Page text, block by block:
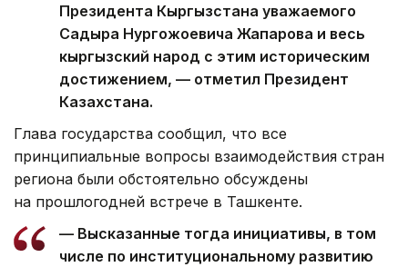
Президента Кыргызстана уважаемого
Садыра Нургожоевича Жапарова и весь
кыргызский народ с этим историческим
достижением, — отметил Президент
Казахстана.
Глава государства сообщил, что все
принципиальные вопросы взаимодействия стран
региона были обстоятельно обсуждены
на прошлогодней встрече в Ташкенте.
— Высказанные тогда инициативы, в том
числе по институциональному развитию